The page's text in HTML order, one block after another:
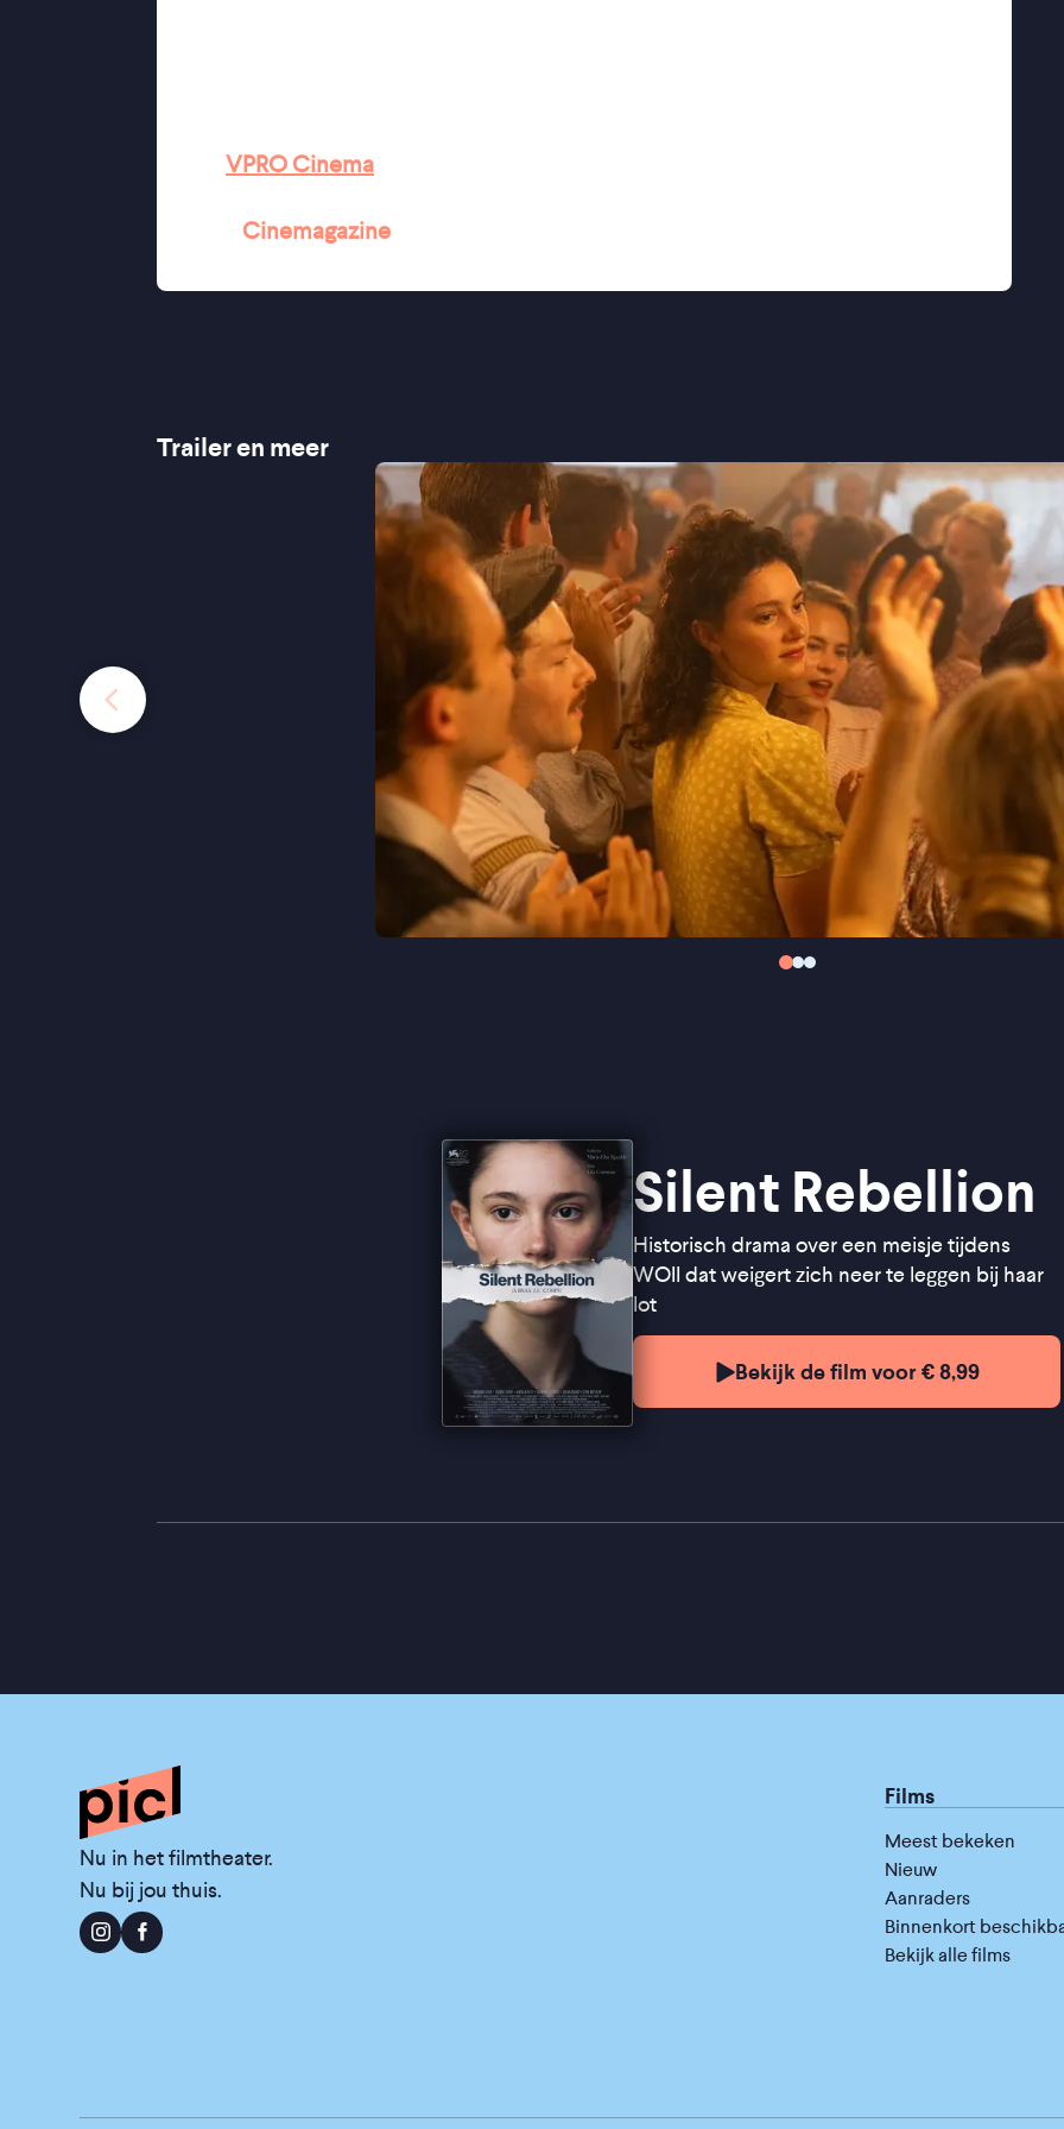
VPRO Cinema
Cinemagazine
Trailer en meer
Silent Rebellion
Historisch drama over een meisje tijdens
WOII dat weigert zich neer te leggen bij haar
lot
Bekijk de film voor € 8,99
Nu in het filmtheater.
Nu bij jou thuis.
Films
Meest bekeken
Nieuw
Aanraders
Binnenkort
Bekijk alle films